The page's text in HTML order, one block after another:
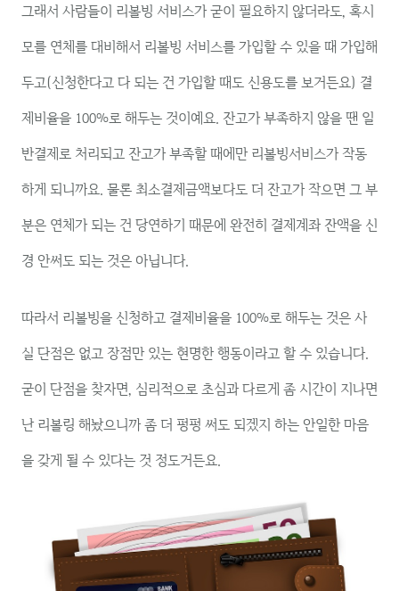
그래서 사람들이 리볼빙 서비스가 굳이 필요하지 않더라도, 혹시
모를 연체를 대비해서 리볼빙 서비스를 가입할 수 있을 때 가입해
두고(신청한다고 다 되는 건 가입할 때도 신용도를 보거든요) 결
제비율을 100%로 해두는 것이예요. 잔고가 부족하지 않을 땐 일
반결제로 처리되고 잔고가 부족할 때에만 리볼빙서비스가 작동
하게 되니까요. 물론 최소결제금액보다도 더 잔고가 작으면 그 부
분은 연체가 되는 건 당연하기 때문에 완전히 결제계좌 잔액을 신
경 안써도 되는 것은 아닙니다.
따라서 리볼빙을 신청하고 결제비율을 100%로 해두는 것은 사
실 단점은 없고 장점만 있는 현명한 행동이라고 할 수 있습니다.
굳이 단점을 찾자면, 심리적으로 초심과 다르게 좀 시간이 지나면
난 리볼링 해놨으니까 좀 더 펑펑 써도 되겠지 하는 안일한 마음
을 갖게 될 수 있다는 것 정도거든요.